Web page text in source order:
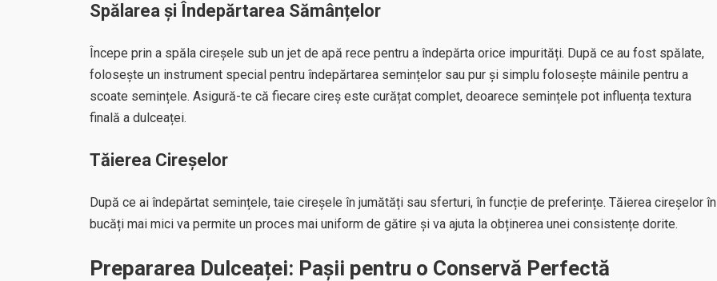
Spălarea și Îndepărtarea Sămânțelor
Începe prin a spăla cireșele sub un jet de apă rece pentru a îndepărta orice impurități. După ce au fost spălate,
folosește un instrument special pentru îndepărtarea semințelor sau pur și simplu folosește mâinile pentru a
scoate semințele. Asigură-te că fiecare cireș este curățat complet, deoarece semințele pot influența textura
finală a dulceaței.
Tăierea Cireșelor
După ce ai îndepărtat semințele, taie cireșele în jumătăți sau sferturi, în funcție de preferințe. Tăierea cireșelor în
bucăți mai mici va permite un proces mai uniform de gătire și va ajuta la obținerea unei consistențe dorite.
Prepararea Dulceaței: Pașii pentru o Conservă Perfectă